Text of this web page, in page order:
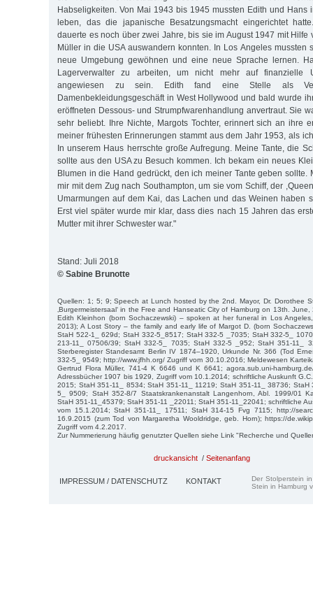
Habseligkeiten. Von Mai 1943 bis 1945 mussten Edith und Hans
leben, das die japanische Besatzungsmacht eingerichtet
dauerte es noch über zwei Jahre, bis sie im August 1947 mit Hilfe
Müller in die USA auswandern konnten. In Los Angeles mussten
neue Umgebung gewöhnen und eine neue Sprache lernen.
Lagerverwalter zu arbeiten, um nicht mehr auf finanzielle
angewiesen zu sein. Edith fand eine Stelle als
Damenbekleidungsgeschäft in West Hollywood und bald wurde
eröffneten Dessous- und Strumpfwarenhandlung anvertraut. Sie
sehr beliebt. Ihre Nichte, Margots Tochter, erinnert sich an ihre
meiner frühesten Erinnerungen stammt aus dem Jahr 1953, als
In unserem Haus herrschte große Aufregung. Meine Tante, die
sollte aus den USA zu Besuch kommen. Ich bekam ein neues
Blumen in die Hand gedrückt, den ich meiner Tante geben sollte.
mir mit dem Zug nach Southampton, um sie vom Schiff, der
Umarmungen auf dem Kai, das Lachen und das Weinen haben
Erst viel später wurde mir klar, dass dies nach 15 Jahren das
Mutter mit ihrer Schwester war."
Stand: Juli 2018
© Sabine Brunotte
Quellen: 1; 5; 9; Speech at Lunch hosted by the 2nd. Mayor, Dr. Dorothee
‚Burgermeistersaal‘ in the Free and Hanseatic City of Hamburg on 13th.
Edith Kleinhon (born Sochaczewski) – spoken at her funeral in Los
2013); A Lost Story – the family and early life of Margot D. (born
StaH 522-1_ 629d; StaH 332-5_8517; StaH 332-5 _7035; StaH 332-5_
213-11_ 07506/39; StaH 332-5_ 7035; StaH 332-5 _952; StaH 351-11_
Sterberegister Standesamt Berlin IV 1874–1920, Urkunde Nr. 366 (Tod
332-5_ 9549; http://www.jfhh.org/ Zugriff vom 30.10.2016; Meldewesen
Gertrud Flora Müller, 741-4 K 6646 und K 6641; agora.sub.uni-
Adressbücher 1907 bis 1929, Zugriff vom 10.1.2014; schriftliche Auskunft
2015; StaH 351-11_ 8534; StaH 351-11_ 11219; StaH 351-11_ 38736; StaH
5_ 9509; StaH 352-8/7 Staatskrankenanstalt Langenhorn, Abl. 1999/01
StaH 351-11_45379; StaH 351-11 _22011; StaH 351-11_22041; schriftliche
vom 15.1.2014; StaH 351-11_ 17511; StaH 314-15 Fvg 7115; http://
16.9.2015 (zum Tod von Margaretha Wooldridge, geb. Horn); https://
Zugriff vom 4.2.2017.
Zur Nummerierung häufig genutzter Quellen siehe Link "Recherche und
druckansicht / Seitenanfang
IMPRESSUM / DATENSCHUTZ KONTAKT
Der Stolperstein
Stein in Hamburg